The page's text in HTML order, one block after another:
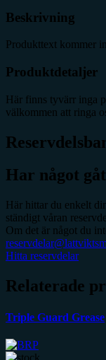
Beskrivning
Produkttext kommer
Produktdetaljer
Här finns tyvärr inga
välkommen att ringa
Har något
Här hittar du enkelt
ständigt våran
Om det är något du
Hitta reservdelar
Relaterade
Triple Guard Grease